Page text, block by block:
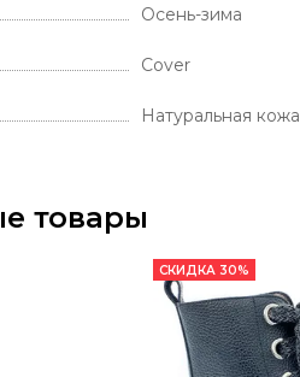
Осень-зима
Cover
Натуральная кожа
товары
СКИДКА 30%